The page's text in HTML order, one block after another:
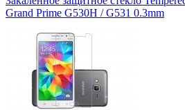
Grand Prime G530H / G531 0.3mm